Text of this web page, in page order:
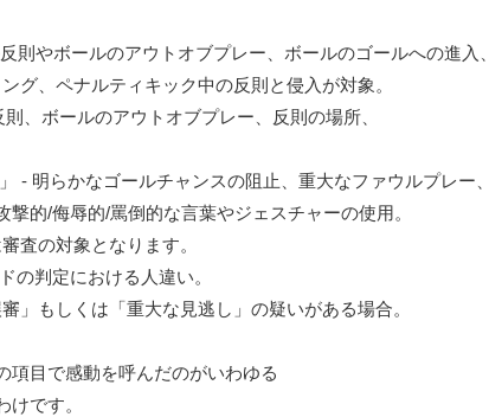
則やボールのアウトオブプレー、ボールのゴールへの進入、
グ、ペナルティキック中の反則と侵入が対象。
、ボールのアウトオブプレー、反則の場所、
- 明らかなゴールチャンスの阻止、重大なファウルプレー、
的/侮辱的/罵倒的な言葉やジェスチャーの使用。
査の対象となります。
の判定における人違い。
」もしくは「重大な見逃し」の疑いがある場合。
項目で感動を呼んだのがいわゆる
けです。